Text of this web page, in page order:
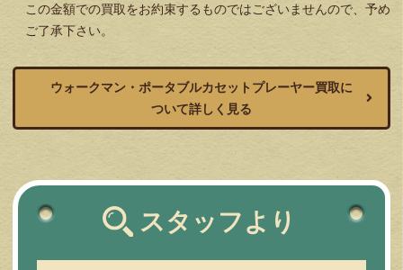
この金額での買取をお約束するものではございませんので、予め
ご了承下さい。
ウォークマン・ポータブルカセットプレーヤー買取に
ついて詳しく見る
スタッフより